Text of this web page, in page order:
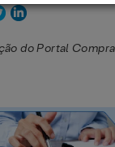
do Portal